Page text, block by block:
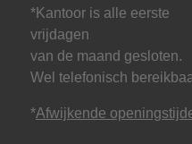
*Kantoor is alle eerste
vrijdagen
van de maand gesloten.
Wel telefonisch
*Afwijkende